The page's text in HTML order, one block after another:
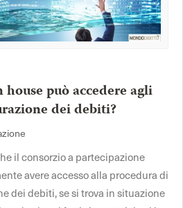
può accedere agli
dei debiti?
il consorzio a partecipazione
avere accesso alla procedura di
dei debiti, se si trova in situazione